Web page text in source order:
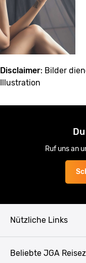
Disclaimer: Bilder
Illustration
Ruf uns an
Nützliche Links
Beliebte JGA